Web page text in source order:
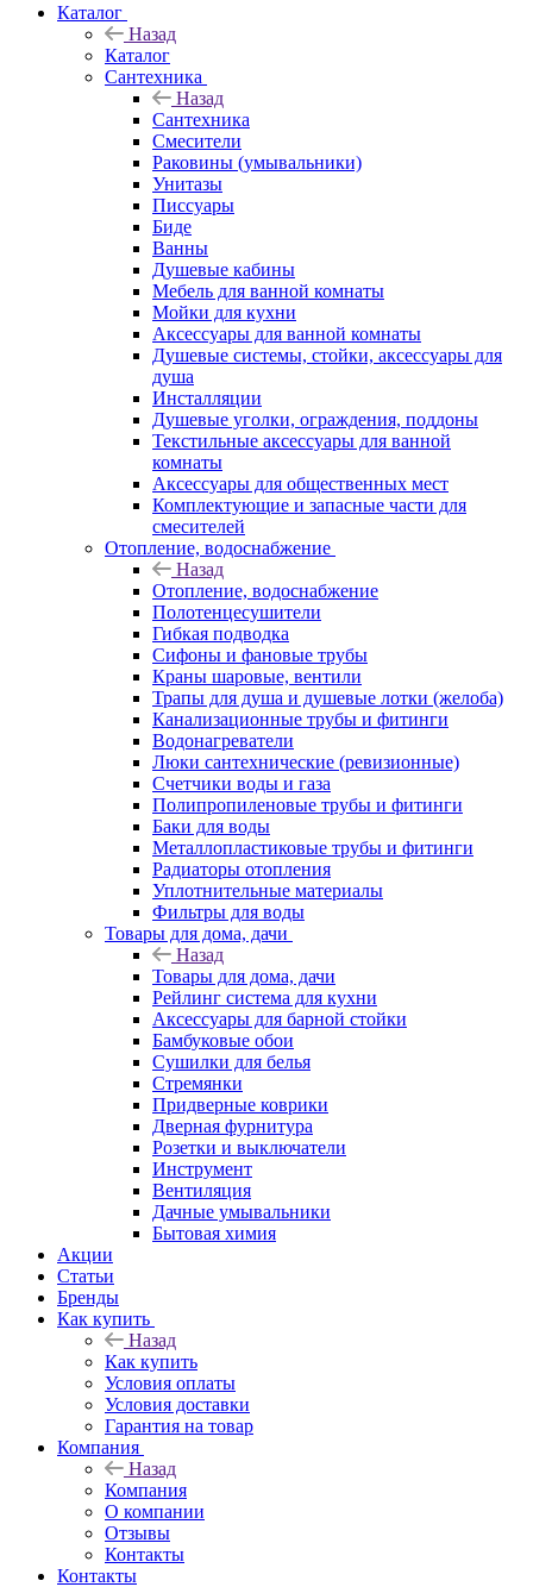
Каталог
Назад
Каталог
Сантехника
Назад
Сантехника
Смесители
Раковины (умывальники)
Унитазы
Писсуары
Биде
Ванны
Душевые кабины
Мебель для ванной комнаты
Мойки для кухни
Аксессуары для ванной комнаты
Душевые системы, стойки, аксессуары для
душа
Инсталляции
Душевые уголки, ограждения, поддоны
Текстильные аксессуары для ванной
комнаты
Аксессуары для общественных мест
Комплектующие и запасные части для
смесителей
Отопление, водоснабжение
Назад
Отопление, водоснабжение
Полотенцесушители
Гибкая подводка
Сифоны и фановые трубы
Краны шаровые, вентили
Трапы для душа и душевые лотки (желоба)
Канализационные трубы и фитинги
Водонагреватели
Люки сантехнические (ревизионные)
Счетчики воды и газа
Полипропиленовые трубы и фитинги
Баки для воды
Металлопластиковые трубы и фитинги
Радиаторы отопления
Уплотнительные материалы
Фильтры для воды
Товары для дома, дачи
Назад
Товары для дома, дачи
Рейлинг система для кухни
Аксессуары для барной стойки
Бамбуковые обои
Сушилки для белья
Стремянки
Придверные коврики
Дверная фурнитура
Розетки и выключатели
Инструмент
Вентиляция
Дачные умывальники
Бытовая химия
Акции
Статьи
Бренды
Как купить
Назад
Как купить
Условия оплаты
Условия доставки
Гарантия на товар
Компания
Назад
Компания
О компании
Отзывы
Контакты
Контакты